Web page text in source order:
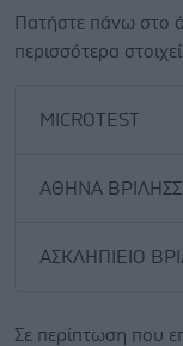
Πατήστε πάνω στο
περισσότερα
MICROTEST
ΑΘΗΝΑ
ΑΣΚΛΗΠΙΕΙΟ
Σε περίπτωση που